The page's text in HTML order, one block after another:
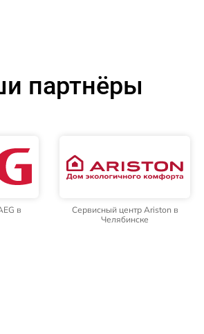
партнёры
в
Сервисный центр Ariston в
Челябинске